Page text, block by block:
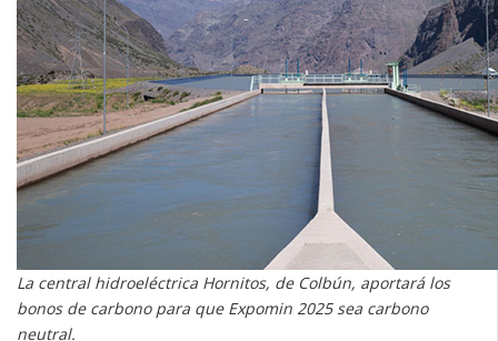
La central hidroeléctrica Hornitos, de Colbún, aportará los
bonos de carbono para que Expomin 2025 sea carbono
neutral.